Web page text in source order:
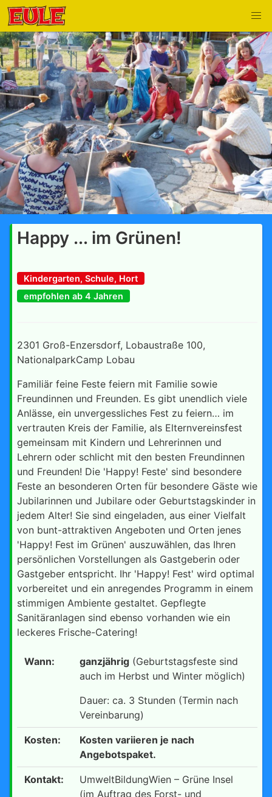
Happy ... im Grünen!
Kindergarten, Schule, Hort
empfohlen ab 4 Jahren
2301 Groß-Enzersdorf, Lobaustraße 100,
NationalparkCamp Lobau
Familiär feine Feste feiern mit Familie sowie
Freundinnen und Freunden. Es gibt unendlich viele
Anlässe, ein unvergessliches Fest zu feiern… im
vertrauten Kreis der Familie, als Elternvereinsfest
gemeinsam mit Kindern und Lehrerinnen und
Lehrern oder schlicht mit den besten Freundinnen
und Freunden! Die 'Happy! Feste' sind besondere
Feste an besonderen Orten für besondere Gäste wie
Jubilarinnen und Jubilare oder Geburtstagskinder in
jedem Alter! Sie sind eingeladen, aus einer Vielfalt
von bunt-attraktiven Angeboten und Orten jenes
'Happy! Fest im Grünen' auszuwählen, das Ihren
persönlichen Vorstellungen als Gastgeberin oder
Gastgeber entspricht. Ihr 'Happy! Fest' wird optimal
vorbereitet und ein anregendes Programm in einem
stimmigen Ambiente gestaltet. Gepflegte
Sanitäranlagen sind ebenso vorhanden wie ein
leckeres Frische-Catering!
Wann: ganzjährig (Geburtstagsfeste sind
auch im Herbst und Winter möglich)
Dauer: ca. 3 Stunden (Termin nach
Vereinbarung)
Kosten:
Kosten variieren je nach
Angebotspaket.
Kontakt:
UmweltBildungWien – Grüne Insel
(im Auftrag des Forst- und